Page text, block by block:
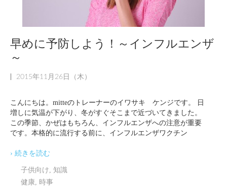
早めに予防しよう！～インフルエンザ
～
2015年11月26日（木）
こんにちは。mitteのトレーナーのイワサキ ケンジです。 日
増しに気温が下がり、冬がすぐそこまで近づいてきました。
この季節、かぜはもちろん、インフルエンザへの注意が重要
です。本格的に流行する前に、インフルエンザワクチン
› 続きを読む
子供向け 知識
健康
時事